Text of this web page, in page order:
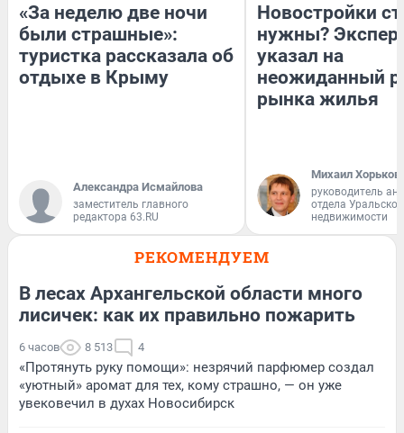
«За неделю две ночи
были страшные»:
туристка рассказала об
отдыхе в Крыму
Александра Исмайлова
заместитель главного
редактора 63.RU
Новостройки
нужны?
указал на
неожиданный
рынка жилья
Михаил Хорьков
руководитель
отдела
недвижимости
РЕКОМЕНДУЕМ
В лесах Архангельской области много
лисичек: как их правильно пожарить
6 часов 8 513 4
«Протянуть руку помощи»: незрячий парфюмер создал
«уютный» аромат для тех, кому страшно, — он уже
увековечил в духах Новосибирск